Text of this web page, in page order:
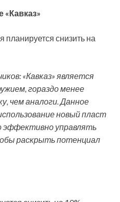
«Кавказ»
планируется снизить на
«Кавказ» является
гораздо менее
чем аналоги. Данное
новый пласт
эффективно управлять
раскрыть потенциал